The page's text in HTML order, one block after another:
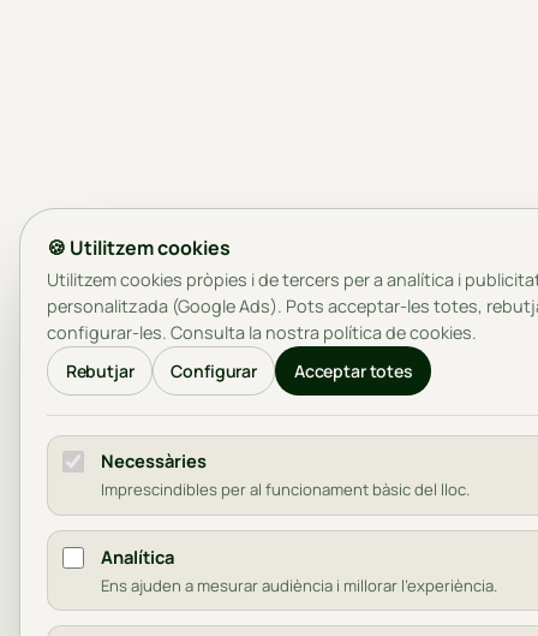
🍪 Utilitzem cookies
Utilitzem cookies pròpies i de tercers per a analítica i
personalitzada (Google Ads). Pots acceptar-les totes,
configurar-les. Consulta la nostra política de cookies.
Rebutjar
Configurar Acceptar totes
Necessàries
Imprescindibles per al funcionament bàsic del lloc.
Analítica
Ens ajuden a mesurar audiència i millorar l'experiència.